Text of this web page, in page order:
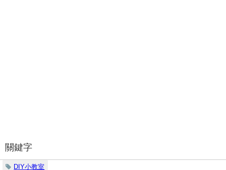
關鍵字
DIY小教室